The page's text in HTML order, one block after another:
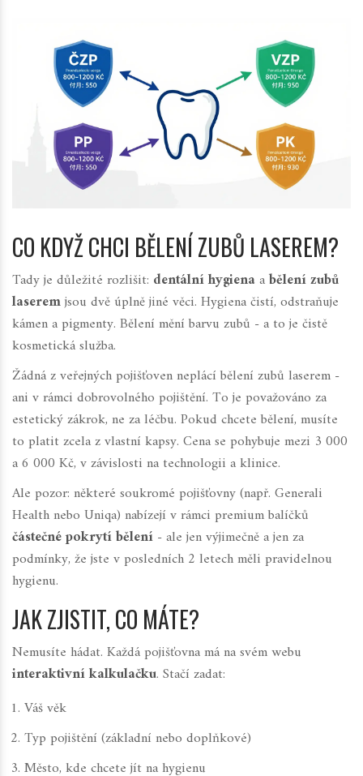
CO KDYŽ CHCI BĚLENÍ ZUBŮ LASEREM?
Tady je důležité rozlišit: dentální hygiena abělení zubů
laseremjsou dvě úplně jiné věci. Hygiena čistí, odstraňuje
kámen a pigmenty. Bělení mění barvu zubů - a to je čistě
kosmetická služba.
Žádná z veřejných pojišťoven neplácí bělení zubů laserem -
ani v rámci dobrovolného pojištění. To je považováno za
estetický zákrok, ne za léčbu. Pokud chcete bělení, musíte
to platit zcela z vlastní kapsy. Cena se pohybuje mezi 3 000
a 6 000 Kč, v závislosti na technologii a klinice.
Ale pozor: některé soukromé pojišťovny (např. Generali
Healthnebo Uniqa) nabízejí v rámci premium balíčků
částečné pokrytí bělení - ale jen výjimečně a jen za
podmínky, že jste v posledních 2 letech měli pravidelnou
hygienu.
JAK ZJISTIT, CO MÁTE?
Nemusíte hádat. Každá pojišťovna má na svém webu
interaktivní kalkulačku. Stačí zadat:
Váš věk
Typ pojištění (základní nebo doplňkové)
Město, kde chcete jít na hygienu